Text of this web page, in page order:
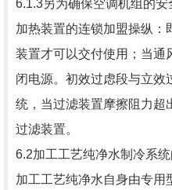
6.1.3另为确保空调机组的
加热装置的连锁加盟操纵：
装置才可以交付使用；当通
闭电源。初效过虑段与立效
统，当过滤装置摩擦阻力超
过滤装置。
6.2加工工艺纯净水制冷系
加工工艺纯净水自身由专用